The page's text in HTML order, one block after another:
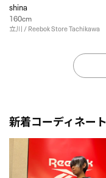
shina
160cm
立川 / Reebok Store Tachikawa
新着コーディネート